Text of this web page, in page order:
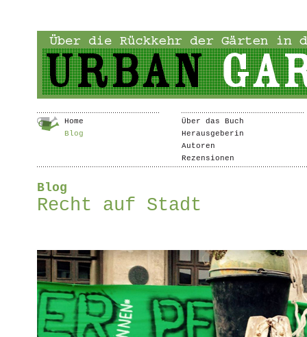
Home
Blog
Über das Buch
Herausgeberin
Autoren
Rezensionen
Blog
Recht auf Stadt